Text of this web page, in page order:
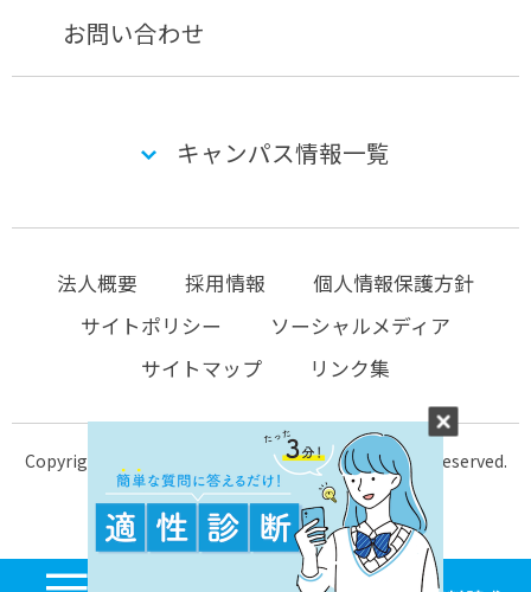
お問い合わせ
キャンパス情報一覧
法人概要 採用情報
個人情報保護方針
サイトポリシー
ソーシャルメディア
サイトマップ
リンク集
Copyright © 2004-2026 KTC-school.com All Rights Reserved.